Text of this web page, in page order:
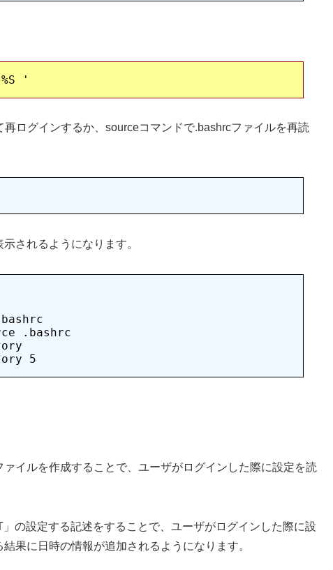
ログインするか、sourceコマンドで.bashrcファイルを再読
されるようになります。
.bashrc
ァイルを作成することで、ユーザがログインした際に設定を読
の設定する記述をすることで、ユーザがログインした際に設
果に日時の情報が追加されるようになります。